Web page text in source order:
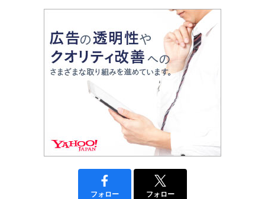
フォロー フォロー